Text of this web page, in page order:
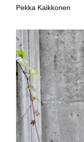
Pekka Kaikkonen